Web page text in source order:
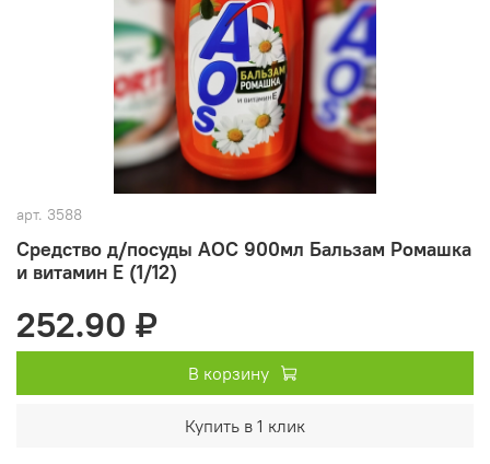
арт. 3588
Средство д/посуды АОС 900мл Бальзам Ромашка
и витамин Е (1/12)
252.90 ₽
В корзину
Купить в 1 клик